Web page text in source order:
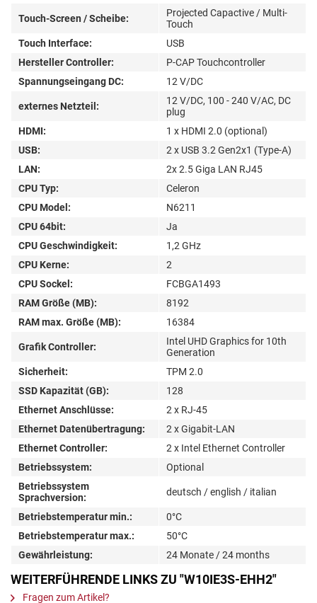
Touch-Screen / Scheibe:
Projected Capactive / Multi-
Touch
Touch Interface:
USB
Hersteller Controller:
P-CAP Touchcontroller
Spannungseingang DC:
12 V/DC
externes Netzteil:
12 V/DC, 100 - 240 V/AC, DC
plug
HDMI:
1 x HDMI 2.0 (optional)
USB:
2 x USB 3.2 Gen2x1 (Type-A)
LAN:
2x 2.5 Giga LAN RJ45
CPU Typ:
Celeron
CPU Model:
N6211
CPU 64bit:
Ja
CPU Geschwindigkeit:
1,2 GHz
CPU Kerne:
2
CPU Sockel:
FCBGA1493
RAM Größe (MB):
8192
RAM max. Größe (MB):
16384
Grafik Controller:
Intel UHD Graphics for 10th
Generation
Sicherheit:
TPM 2.0
SSD Kapazität (GB):
128
Ethernet Anschlüsse:
2 x RJ-45
Ethernet Datenübertragung:
2 x Gigabit-LAN
Ethernet Controller:
2 x Intel Ethernet Controller
Betriebssystem:
Optional
Betriebssystem
Sprachversion:
deutsch / english / italian
Betriebstemperatur min.:
0°C
Betriebstemperatur max.:
50°C
Gewährleistung:
24 Monate / 24 months
WEITERFÜHRENDE LINKS ZU "W10IE3S-EHH2"
Fragen zum Artikel?